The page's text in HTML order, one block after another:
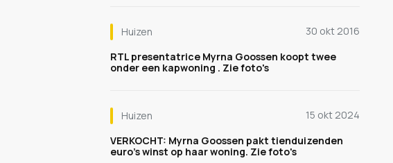
Huizen
30 okt 2016
RTL presentatrice Myrna Goossen koopt twee
onder een kapwoning . Zie foto's
Huizen
15 okt 2024
VERKOCHT: Myrna Goossen pakt tienduizenden
euro's winst op haar woning. Zie foto's